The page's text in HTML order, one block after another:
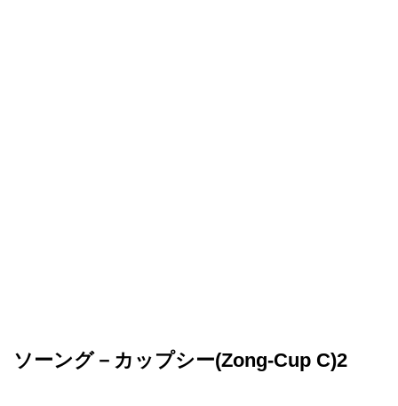
ソーング－カップシー(Zong-Cup C)2